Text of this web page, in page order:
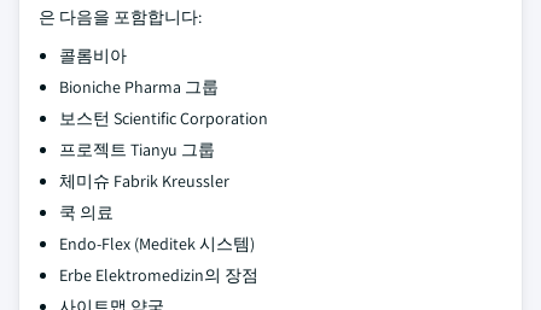
은 다음을 포함합니다:
콜롬비아
Bioniche Pharma 그룹
보스턴 Scientific Corporation
프로젝트 Tianyu 그룹
체미슈 Fabrik Kreussler
쿡 의료
Endo-Flex (Meditek 시스템)
Erbe Elektromedizin의 장점